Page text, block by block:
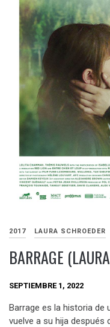
2017 LAURA SCHROEDER
BARRAGE
SEPTIEMBRE 1, 2022
Barrage es la historia de
vuelve a su hija después